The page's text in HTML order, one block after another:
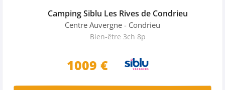
Camping Siblu Les Rives de Condrieu
Centre Auvergne - Condrieu
Bien-être 3ch 8p
1009 €